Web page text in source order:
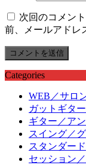
次回のコメン
前、メールアドレ
Categories
WEB／サロ
ガットギタ
ギター／ア
スイング／
スタンダード
セッション